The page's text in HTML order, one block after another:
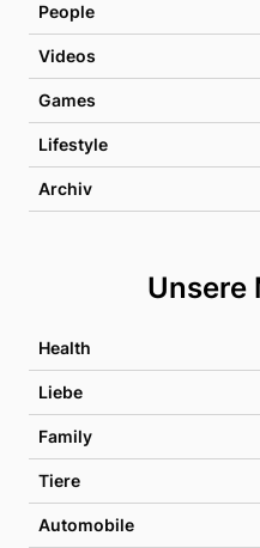
People
Videos
Games
Lifestyle
Archiv
Unsere
Health
Liebe
Family
Tiere
Automobile